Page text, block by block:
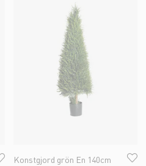
Konstgjord grön En 140cm